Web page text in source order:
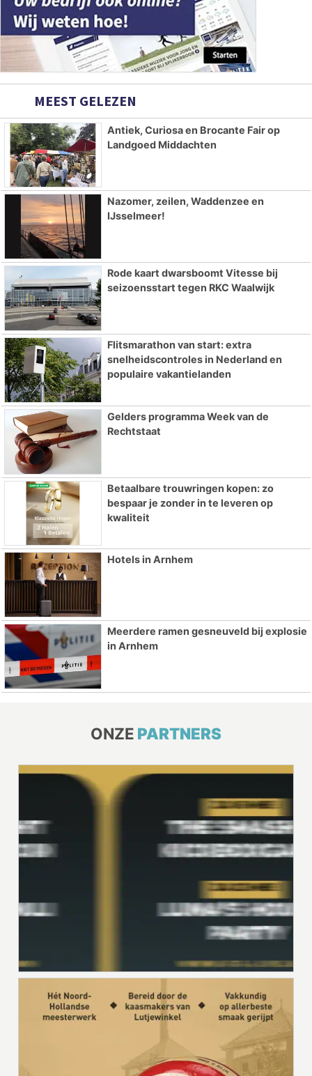
MEEST GELEZEN
Antiek, Curiosa en Brocante Fair op
Landgoed Middachten
Nazomer, zeilen, Waddenzee en
IJsselmeer!
Rode kaart dwarsboomt Vitesse bij
seizoensstart tegen RKC Waalwijk
Flitsmarathon van start: extra
snelheidscontroles in Nederland en
populaire vakantielanden
Gelders programma Week van de
Rechtstaat
Betaalbare trouwringen kopen: zo
bespaar je zonder in te leveren op
kwaliteit
Hotels in Arnhem
Meerdere ramen gesneuveld bij explosie
in Arnhem
ONZE PARTNERS